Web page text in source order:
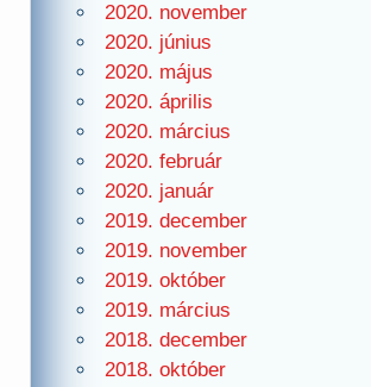
2020. november
2020. június
2020. május
2020. április
2020. március
2020. február
2020. január
2019. december
2019. november
2019. október
2019. március
2018. december
2018. október